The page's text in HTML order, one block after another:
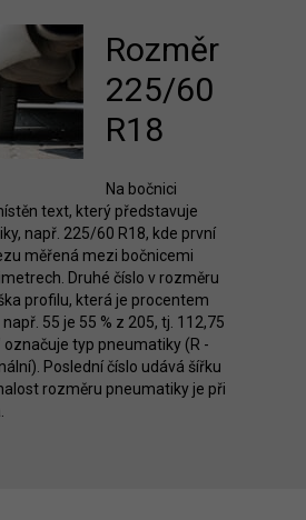
Rozměr
225/60
R18
Na bočnici
text, který představuje
např. 225/60 R18, kde první
měřená mezi bočnicemi
Druhé číslo v rozměru
profilu, která je procentem
55 je 55 % z 205, tj. 112,75
označuje typ pneumatiky (R -
Poslední číslo udává šířku
rozměru pneumatiky je při